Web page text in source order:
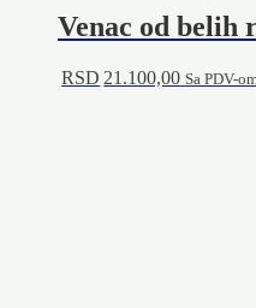
Venac od belih
RSD 21.100,00 Sa PDV-